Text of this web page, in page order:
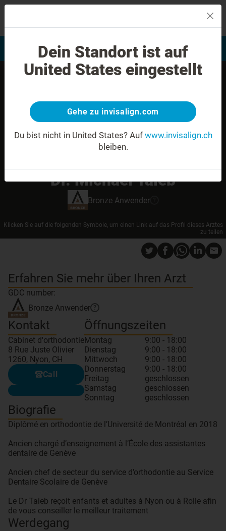
Bewertung Ihres Lächelns Invisalign Anwender finden
Dr. Michael Taieb
Bronze Anwender
Klicken Sie auf die folgenden Symbole, um einen Link auf das Profil dieses Arztes
zu teilen
Erfahren Sie mehr über Ihren Arzt
GDC number:
Bronze Anwender ?
Kontakt
Cabinet d'orthodontie
8 Rue Juste Olivier
1260, Nyon, CH
Call
Öffnungszeiten
Montag
9:00 - 18:00
Dienstag
9:00 - 18:00
Mittwoch
9:00 - 18:00
Donnerstag
9:00 - 18:00
Freitag
geschlossen
Samstag
geschlossen
Sonntag
geschlossen
Biografie
Diplômé en orthodontie de l’Université de Montréal en 2018
Ancien chargé d’enseignement à l’École des assistantes
dentaire de Genève
Ancien chef de secteur du service d’orthodontie au Service
Dentaire Scolaire de Genève
Le Dr Taieb reçoit enfants et adultes à Nyon ou à Rolle afin
de vous conseiller le meilleur traitement
Werdegang
Dein Standort ist auf
United States eingestellt
Gehe zu invisalign.com
Du bist nicht in United States? Auf www.invisalign.ch
bleiben.